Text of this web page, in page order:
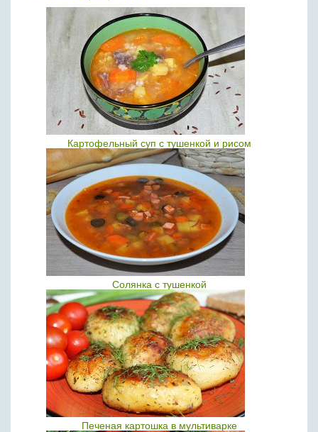
Картофельный суп с тушенкой и рисом
Солянка с тушенкой
Печеная картошка в мультиварке